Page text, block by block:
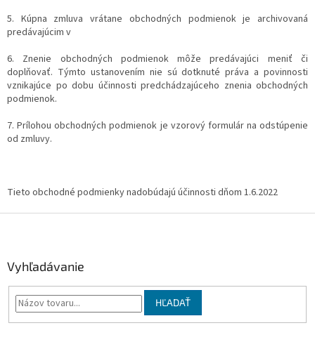
5. Kúpna zmluva vrátane obchodných podmienok je archivovaná
predávajúcim v
6. Znenie obchodných podmienok môže predávajúci meniť či
doplňovať. Týmto ustanovením nie sú dotknuté práva a povinnosti
vznikajúce po dobu účinnosti predchádzajúceho znenia obchodných
podmienok.
7. Prílohou obchodných podmienok je vzorový formulár na odstúpenie
od zmluvy.
Tieto obchodné podmienky nadobúdajú účinnosti dňom 1.6.2022
Vyhľadávanie
HĽADAŤ